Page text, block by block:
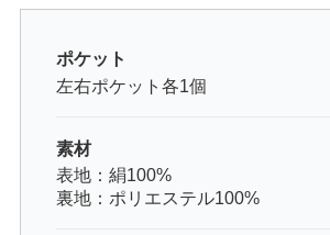
ポケット
左右ポケット各1個
素材
表地：絹100%
裏地：ポリエステル100%